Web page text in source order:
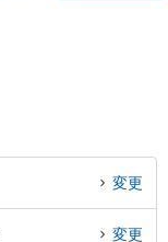
変更
変更